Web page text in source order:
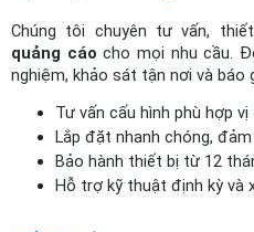
Chúng tôi chuyên tư vấn,
quảng cáo cho mọi nhu cầu.
nghiệm, khảo sát tận nơi và báo
Tư vấn cấu hình phù hợp
Lắp đặt nhanh chóng,
Bảo hành thiết bị từ 12
Hỗ trợ kỹ thuật định kỳ và